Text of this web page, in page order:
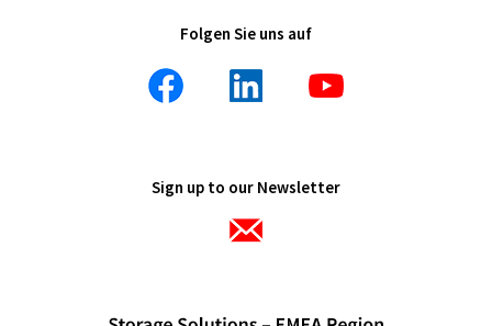
Folgen Sie uns auf
Sign up to our Newsletter